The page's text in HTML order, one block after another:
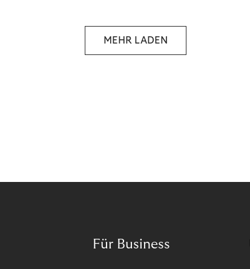
MEHR LADEN
Für Business